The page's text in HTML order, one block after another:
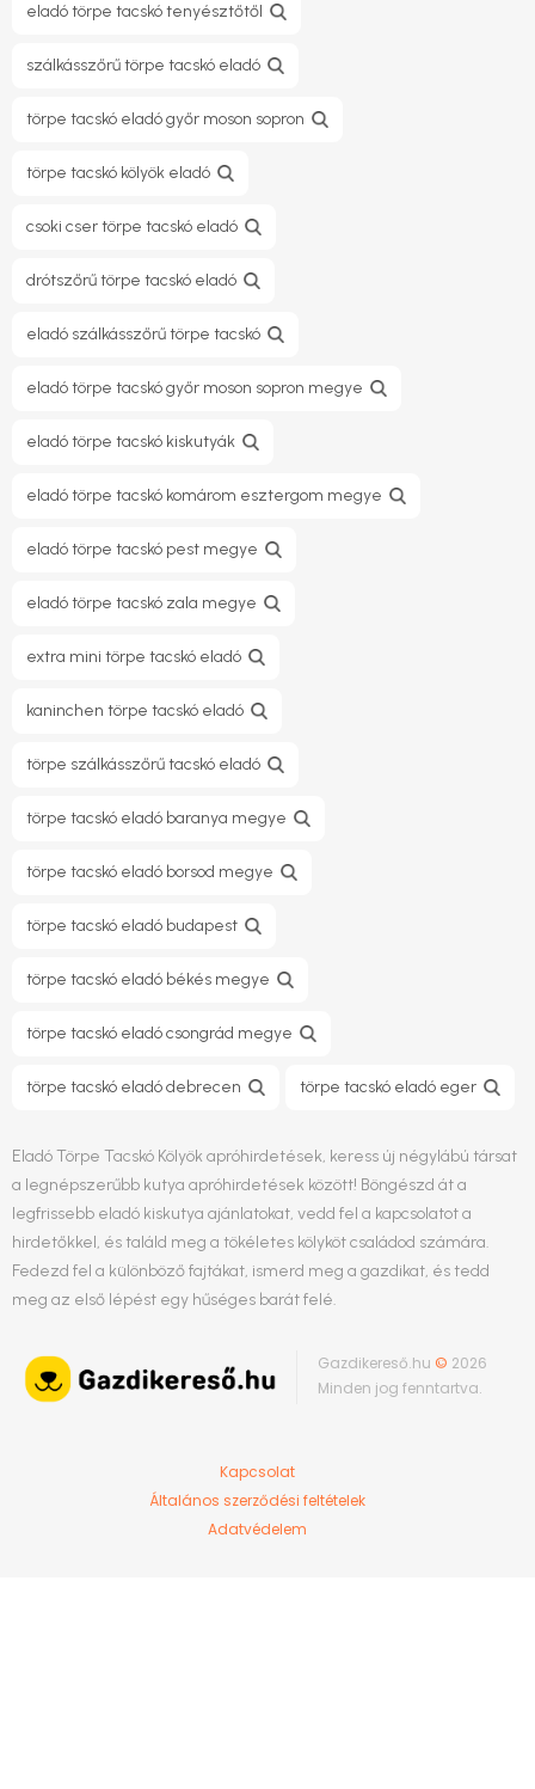
eladó törpe tacskó tenyésztőtől
szálkásszőrű törpe tacskó eladó
törpe tacskó eladó győr moson sopron
törpe tacskó kölyök eladó
csoki cser törpe tacskó eladó
drótszőrű törpe tacskó eladó
eladó szálkásszőrű törpe tacskó
eladó törpe tacskó győr moson sopron megye
eladó törpe tacskó kiskutyák
eladó törpe tacskó komárom esztergom megye
eladó törpe tacskó pest megye
eladó törpe tacskó zala megye
extra mini törpe tacskó eladó
kaninchen törpe tacskó eladó
törpe szálkásszőrű tacskó eladó
törpe tacskó eladó baranya megye
törpe tacskó eladó borsod megye
törpe tacskó eladó budapest
törpe tacskó eladó békés megye
törpe tacskó eladó csongrád megye
törpe tacskó eladó debrecen törpe tacskó eladó eger
Eladó Törpe Tacskó Kölyök apróhirdetések, keress új négylábú társat
a legnépszerűbb kutya apróhirdetések között! Böngészd át a
legfrissebb eladó kiskutya ajánlatokat, vedd fel a kapcsolatot a
hirdetőkkel, és találd meg a tökéletes kölyköt családod számára.
Fedezd fel a különböző fajtákat, ismerd meg a gazdikat, és tedd
meg az első lépést egy hűséges barát felé.
Gazdikereső.hu © 2026
Minden jog fenntartva.
Kapcsolat
Általános szerződési feltételek
Adatvédelem